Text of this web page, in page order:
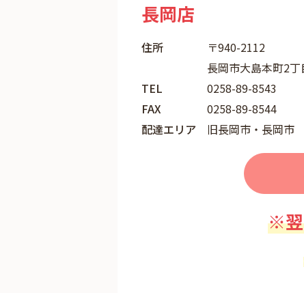
長岡店
住所
〒940-2112
長岡市大島本町2
TEL
0258-89-8543
FAX
0258-89-8544
配達エリア
旧長岡市・長岡市
※翌